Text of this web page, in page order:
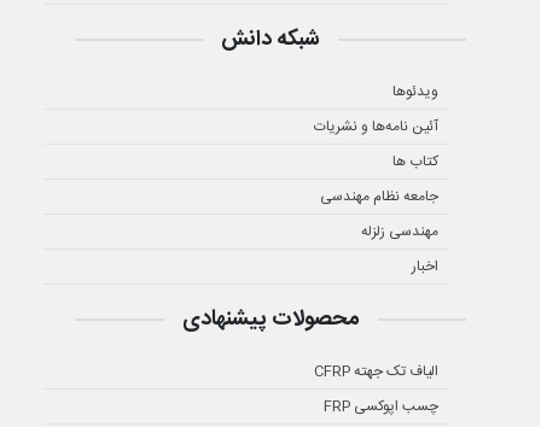
شبکه دانش
ویدئوها
آئین نامه‌ها و نشریات
کتاب ها
جامعه نظام مهندسی
مهندسی زلزله
اخبار
محصولات پیشنهادی
الیاف تک جهته CFRP
چسب اپوکسی FRP